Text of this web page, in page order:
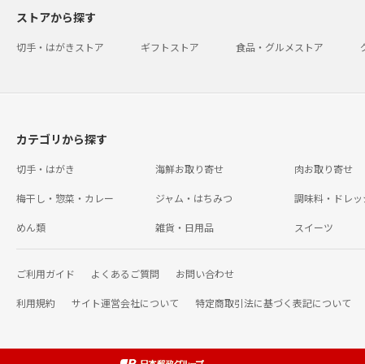
ストアから探す
切手・はがきストア ギフトストア 食品・グルメストア
カテゴリから探す
切手・はがき 海鮮お取り寄せ 肉お取り寄せ
梅干し・惣菜・カレー ジャム・はちみつ 調味料・ドレ
めん類 雑貨・日用品 スイーツ
ご利用ガイド よくあるご質問 お問い合わせ
利用規約 サイト運営会社について 特定商取引法に基づく表記について